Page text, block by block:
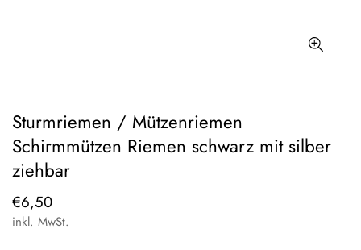
Sturmriemen / Mützenriemen
Schirmmützen Riemen schwarz mit silber
ziehbar
Regulärer
Preis
€6,50
inkl. MwSt.